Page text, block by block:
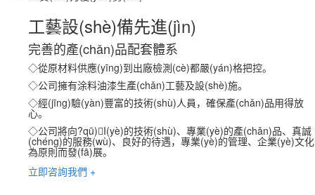
工藝設(shè)備先進(jìn)
完善的產(chǎn)品配套體系
◇從原材料供應(yīng)到出廠檢測(cè)都嚴(yán)格把控。
◇公司擁有涂料油漆生產(chǎn)工藝及設(shè)施。
◇經(jīng)驗(yàn)豐富的技術(shù)人員，確保產(chǎn)品用得放
心。
◇公司將向?qū)I(yè)的技術(shù)、專業(yè)的產(chǎn)品、真誠
(chéng)的服務(wù)、良好的待遇，專業(yè)的管理、企業(yè)文化
為原則而發(fā)展。
立即咨詢我們 +